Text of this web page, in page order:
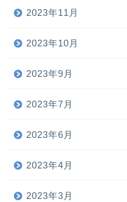
2023年11月
2023年10月
2023年9月
2023年7月
2023年6月
2023年4月
2023年3月